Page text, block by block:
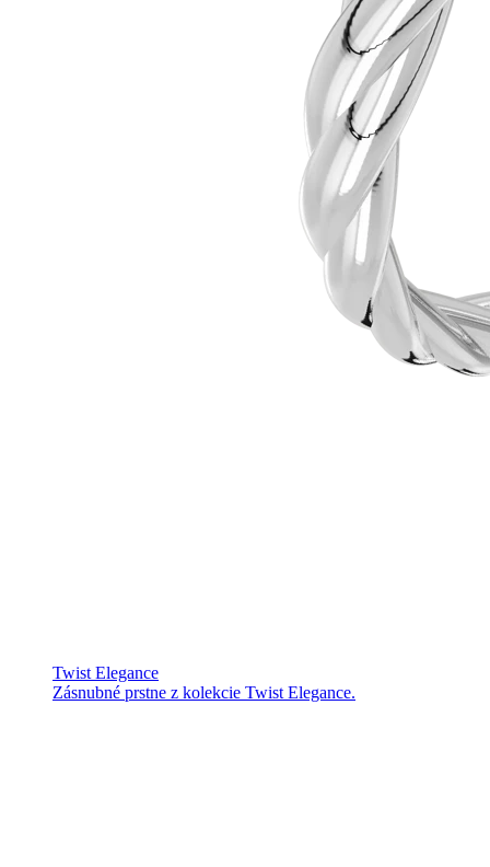
Twist Elegance
Zásnubné prstne z kolekcie Twist Elegance.